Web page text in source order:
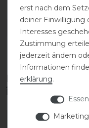
DETAILS
Diese
interessieren
-30%
erst nach dem
deiner
Interesses
Zustimmung
jederzeit ändern
Informationen
erklärung.
Marketing